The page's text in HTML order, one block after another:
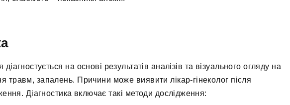
на основі результатів аналізів та візуального огляду на
травм, запалень. Причини може виявити лікар-гінеколог після
Діагностика включає такі методи дослідження: